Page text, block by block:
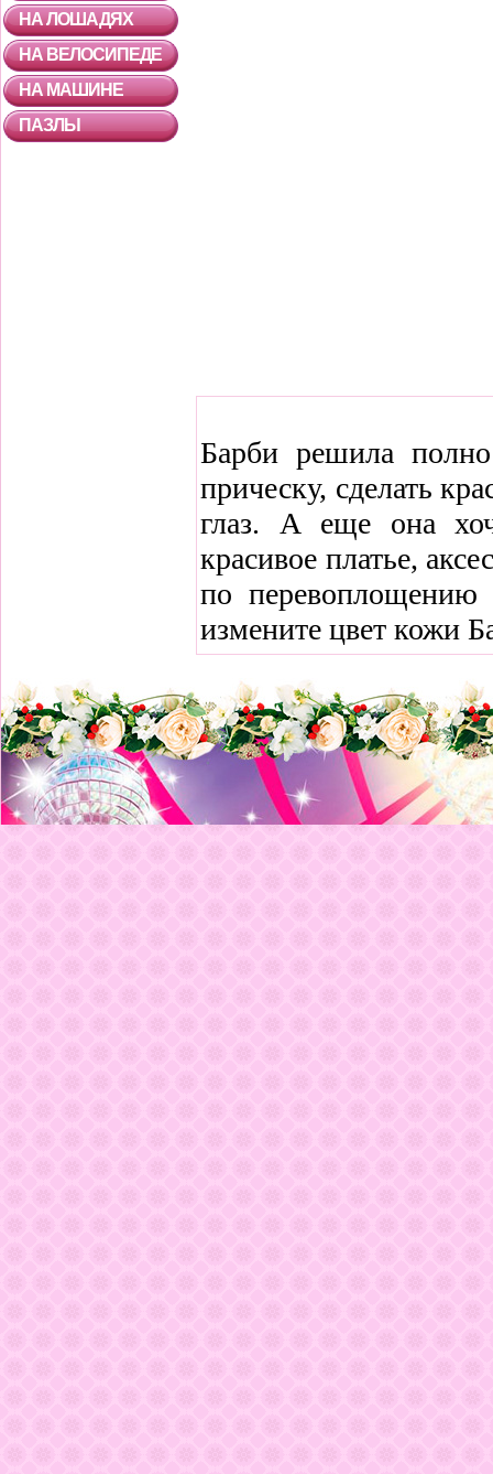
НА ЛОШАДЯХ
НА ВЕЛОСИПЕДЕ
НА МАШИНЕ
ПАЗЛЫ
Барби решила
прическу, сделать
глаз. А еще она
красивое платье,
по перевоплощению
измените цвет кожи